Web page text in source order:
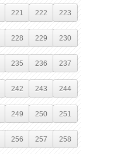
221 222 223
228 229 230
235 236 237
242 243 244
249 250 251
256 257 258